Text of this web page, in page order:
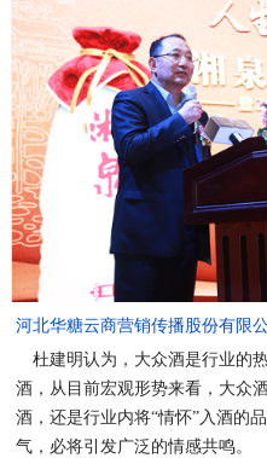
河北华糖云商营销传播股份有限
杜建明认为，大众酒是行业的
酒，从目前宏观形势来看，大众
酒，还是行业内将“情怀”入酒的
气，必将引发广泛的情感共鸣。